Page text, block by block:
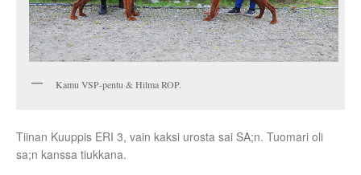
Kamu VSP-pentu & Hilma ROP.
Tiinan Kuuppis ERI 3, vain kaksi urosta sai SA;n. Tuomari oli
sa;n kanssa tiukkana.